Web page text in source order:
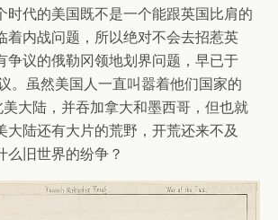
时代的美国既不是一个能跟英国比肩的
着内战问题，所以绝对不会去招惹英
争议的俄勒冈领地划界问题，早已于
。虽然美国人一直叫嚣着他们国家的
美大陆，并吞加拿大和墨西哥，但也就
大陆还有大片的荒野，开荒还来不及
么旧世界的纷争？